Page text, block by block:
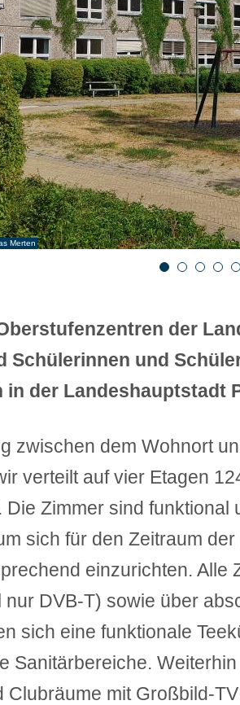
Merten
Merten
Merten
Merten
Merten
Merten
1 2 3 4
der
Schülerinnen und
in der Landeshauptstadt
zwischen dem Wohnort
verteilt auf vier Etagen
Die Zimmer sind
sich für den Zeitraum
einzurichten. Alle
nur DVB-T) sowie über
sich eine funktionale
Sanitärbereiche.
Clubräume mit Großbild-